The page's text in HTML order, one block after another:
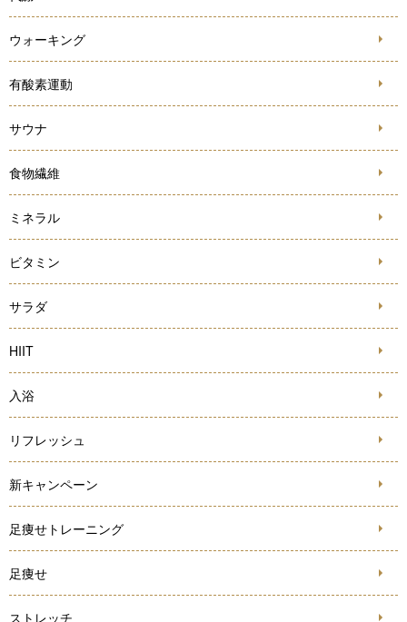
ウォーキング
有酸素運動
サウナ
食物繊維
ミネラル
ビタミン
サラダ
HIIT
入浴
リフレッシュ
新キャンペーン
足痩せトレーニング
足痩せ
ストレッチ